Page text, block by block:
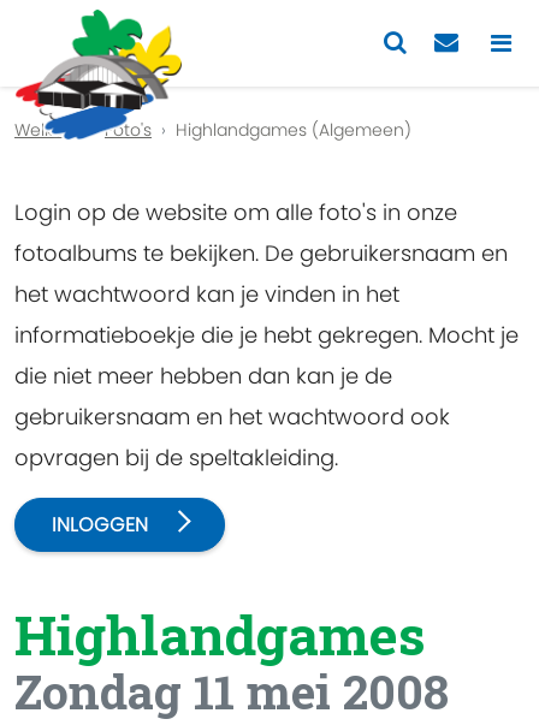
Previous
Welkom Foto's Highlandgames (Algemeen)
Login op de website om alle foto's in onze
fotoalbums te bekijken. De gebruikersnaam en
het wachtwoord kan je vinden in het
informatieboekje die je hebt gekregen. Mocht je
die niet meer hebben dan kan je de
gebruikersnaam en het wachtwoord ook
opvragen bij de speltakleiding.
INLOGGEN
Highlandgames
Zondag 11 mei 2008